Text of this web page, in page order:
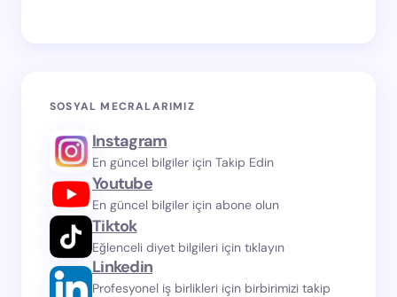
SOSYAL MECRALARIMIZ
Instagram
En güncel bilgiler için Takip Edin
Youtube
En güncel bilgiler için abone olun
Tiktok
Eğlenceli diyet bilgileri için tıklayın
Linkedin
Profesyonel iş birlikleri için birbirimizi takip